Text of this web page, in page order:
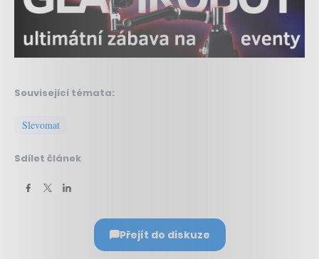
Související témata:
Slevomat
Sdílet článek
Přejít do diskuze